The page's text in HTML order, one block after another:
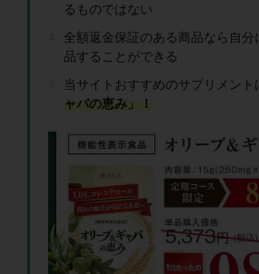
るものではない
全額返金保証のある商品なら自分
品することができる
当サイトおすすめのサプリメント
ャバの恵み」！